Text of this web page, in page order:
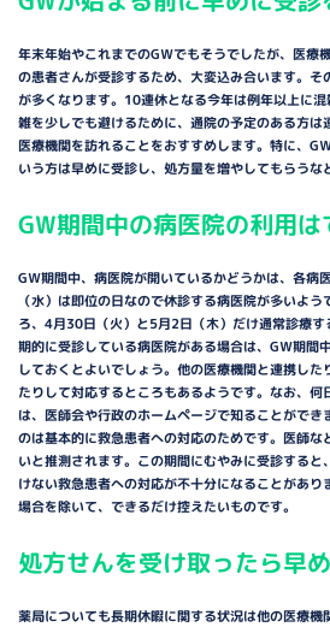
年末年始やこれまでのGＷでもそうでしたが、医療
の患者さんが受診するため、大変込み合います。そ
が多くなります。10連休となる今年は例年以上に
雑を少しでも避けるために、通院の予定のある方は
医療機関を訪れることをおすすめします。特に、G
いう方は早めに受診し、処方量を増やしてもらうな
GW期間中の病医院の利用
GＷ期間中、病医院が開いているかどうかは、各病
（水）は即位の日なので休診する病医院が多いよ
ろ、4月30日（火）と5月2日（木）だけ通常診療
期的に受診している病医院がある場合は、GＷ期間
しておくとよいでしょう。他の医療機関と連携し
たりして対応するところもあるようです。なお、
は、医師会や行政のホームページで知ることができ
のは基本的に救急患者への対応のためです。医師
いと推測されます。この期間にむやみに受診する
けない救急患者への対応が不十分になることがあ
場合を除いて、できるだけ控えたいものです。
処方せんを受け取ったら早
薬局についても長期休暇に関する状況は他の医療機